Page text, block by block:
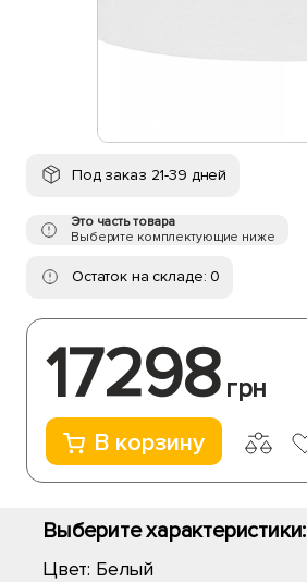
Под заказ 21-39 дней
Это часть товара
Выберите комплектующие ниже
Остаток на складе: 0
17298 грн
В корзину
Выберите характеристики:
Цвет: Белый